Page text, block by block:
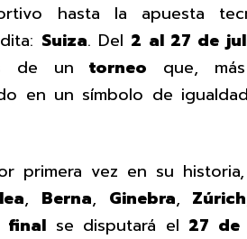
hasta la apuesta
Suiza. Del 2 al 27 de
de untorneo que,
en un símbolo de
primera vez en su
, Berna, Ginebra, Zúrich
finalse disputará el 27 de